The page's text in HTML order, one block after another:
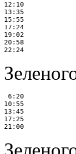
12:10
13:35
15:55
17:24
19:02
20:58
6:20
10:55
13:45
17:25